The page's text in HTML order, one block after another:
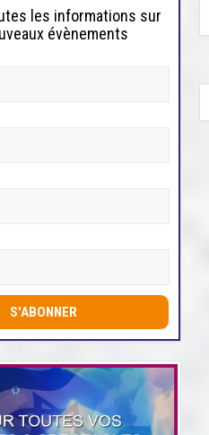
les informations sur
évènements